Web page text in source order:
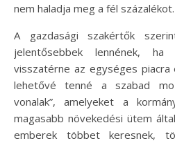
nem haladja meg a fél százalékot.
A gazdasági szakértők
jelentősebbek lennének,
visszatérne az egységes piacra
lehetővé tenné a szabad
vonalak”, amelyeket a
magasabb növekedési ütem
emberek többet keresnek,